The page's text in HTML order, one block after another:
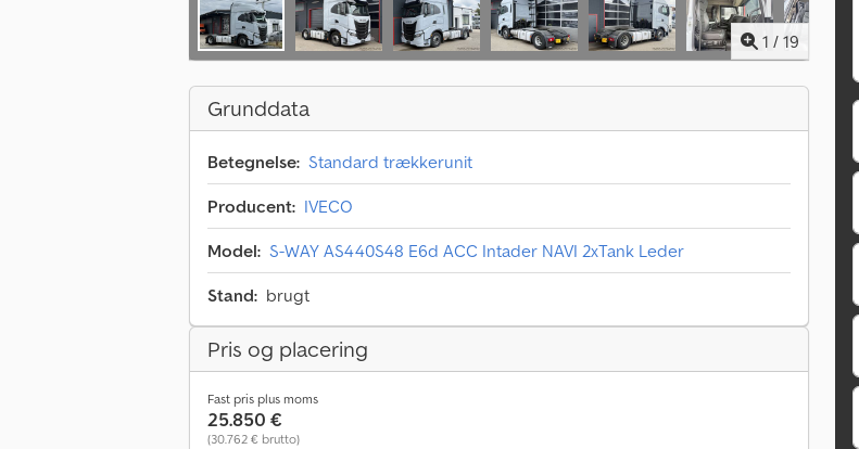
1 / 19
Grunddata
Betegnelse: Standard trækkerunit
Producent: IVECO
Model: S-WAY AS440S48 E6d ACC Intader NAVI 2xTank Leder
Stand: brugt
Pris og placering
Fast pris plus moms
25.850 €
(30.762 € brutto)